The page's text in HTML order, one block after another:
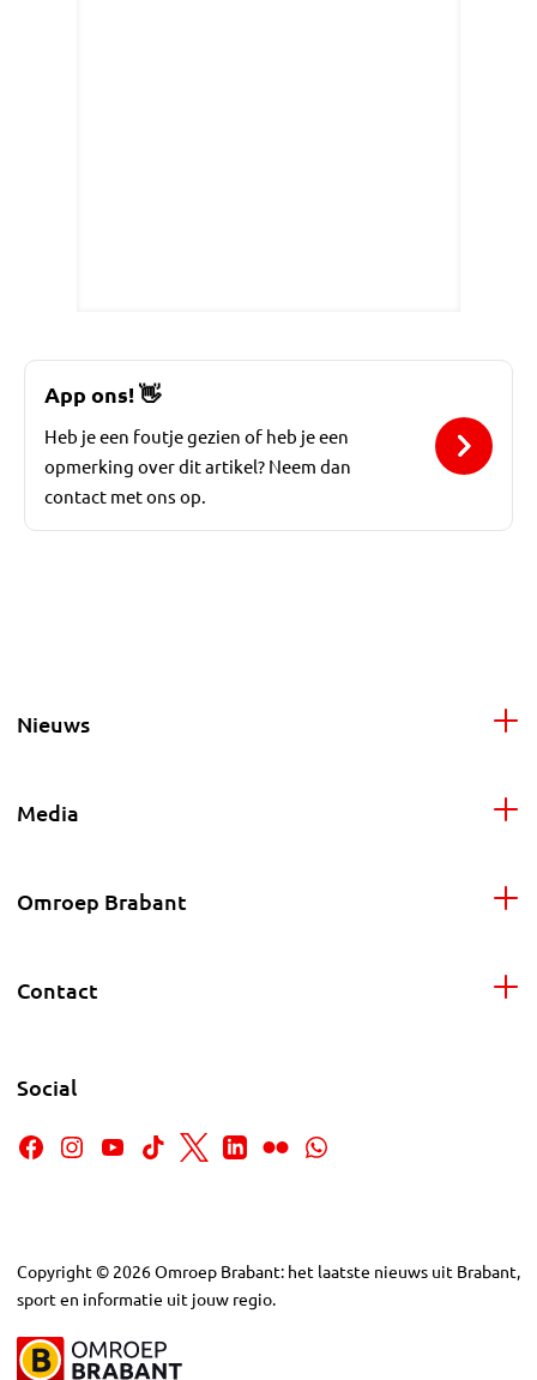
App ons!👋
Heb je een foutje gezien of heb je een
opmerking over dit artikel? Neem dan
contact met ons op.
Nieuws
Media
Omroep Brabant
Contact
Social
Copyright © 2026Omroep Brabant: het laatste nieuws uit Brabant,
sport en informatie uit jouw regio.